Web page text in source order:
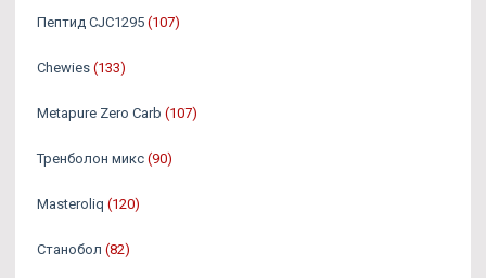
Пептид CJC1295 (107)
Chewies (133)
Metapure Zero Carb (107)
Тренболон микс (90)
Masteroliq (120)
Станобол (82)